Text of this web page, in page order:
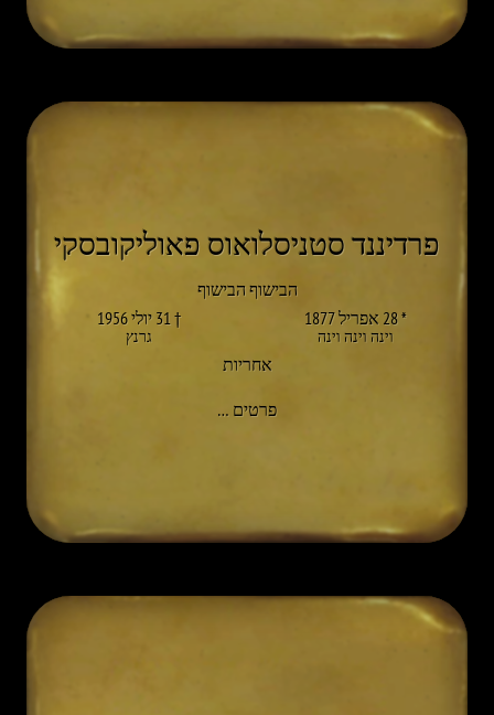
פרדיננד סטניסלואוס פאוליקובסקי
הבישוף הבישוף
* 28 אפריל 1877
וינה וינה וינה
† 31 יולי 1956
גרנץ
אחריות
פרטים …